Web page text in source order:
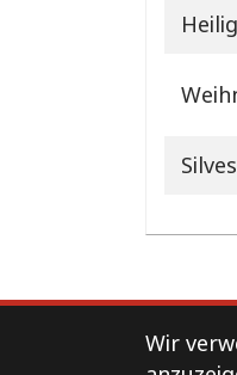
WirSupport